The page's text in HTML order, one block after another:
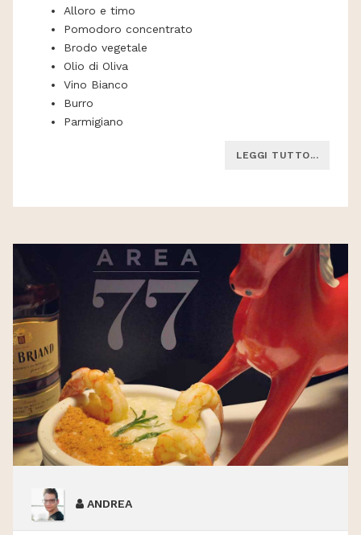
Alloro e timo
Pomodoro concentrato
Brodo vegetale
Olio di Oliva
Vino Bianco
Burro
Parmigiano
LEGGI TUTTO...
ANDREA